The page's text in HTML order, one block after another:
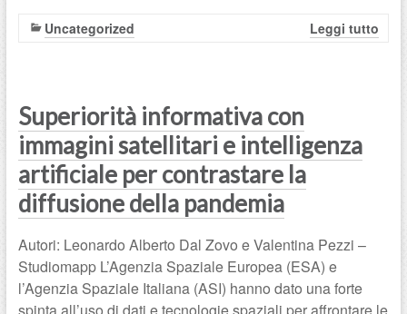
Uncategorized Leggi tutto
Superiorità informativa con
immagini satellitari e intelligenza
artificiale per contrastare la
diffusione della pandemia
Autori: Leonardo Alberto Dal Zovo e Valentina Pezzi –
Studiomapp L’Agenzia Spaziale Europea (ESA) e
l’Agenzia Spaziale Italiana (ASI) hanno dato una forte
spinta all’uso di dati e tecnologie spaziali per affrontare le